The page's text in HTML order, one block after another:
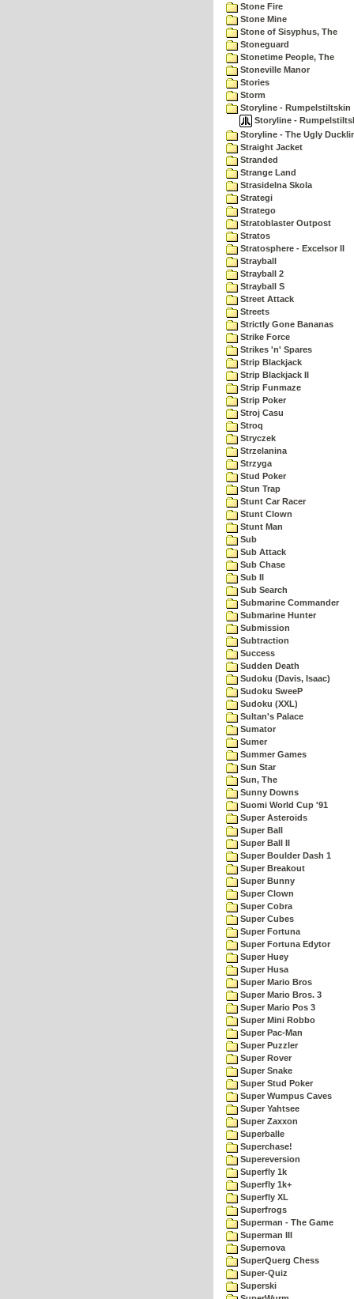
Stone Fire
Stone Mine
Stone of Sisyphus, The
Stoneguard
Stonetime People, The
Stoneville Manor
Stories
Storm
Storyline - Rumpelstiltskin
Storyline -
Storyline - The Ugly
Straight Jacket
Stranded
Strange Land
Strasidelna Skola
Strategi
Stratego
Stratoblaster Outpost
Stratos
Stratosphere - Excelsor II
Strayball
Strayball 2
Strayball S
Street Attack
Streets
Strictly Gone Bananas
Strike Force
Strikes 'n' Spares
Strip Blackjack
Strip Blackjack II
Strip Funmaze
Strip Poker
Stroj Casu
Stroq
Stryczek
Strzelanina
Strzyga
Stud Poker
Stun Trap
Stunt Car Racer
Stunt Clown
Stunt Man
Sub
Sub Attack
Sub Chase
Sub II
Sub Search
Submarine Commander
Submarine Hunter
Submission
Subtraction
Success
Sudden Death
Sudoku (Davis, Isaac)
Sudoku SweeP
Sudoku (XXL)
Sultan's Palace
Sumator
Sumer
Summer Games
Sun Star
Sun, The
Sunny Downs
Suomi World Cup '91
Super Asteroids
Super Ball
Super Ball II
Super Boulder Dash 1
Super Breakout
Super Bunny
Super Clown
Super Cobra
Super Cubes
Super Fortuna
Super Fortuna Edytor
Super Huey
Super Husa
Super Mario Bros
Super Mario Bros. 3
Super Mario Pos 3
Super Mini Robbo
Super Pac-Man
Super Puzzler
Super Rover
Super Snake
Super Stud Poker
Super Wumpus Caves
Super Yahtsee
Super Zaxxon
Superballe
Superchase!
Supereversion
Superfly 1k
Superfly 1k+
Superfly XL
Superfrogs
Superman - The Game
Superman III
Supernova
SuperQuerg Chess
Super-Quiz
Superski